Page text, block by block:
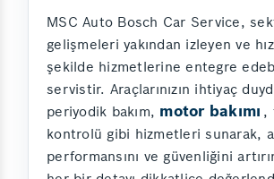
MSC Auto Bosch Car Service,
gelişmeleri yakından izleyen ve
şekilde hizmetlerine entegre
servistir. Araçlarınızın ihtiyaç
periyodik bakım, motor bakımı ,
kontrolü gibi hizmetleri sunarak,
performansını ve güvenliğini